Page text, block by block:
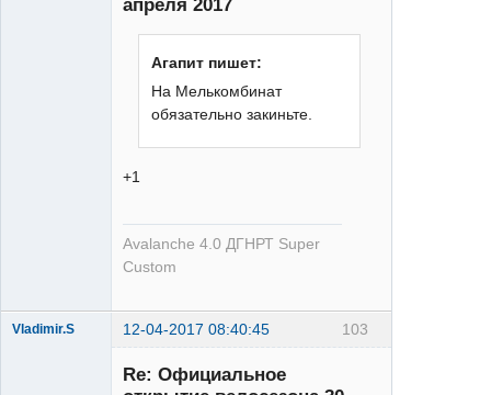
апреля 2017
Агапит пишет:
На Мелькомбинат
обязательно закиньте.
+1
Avalanche 4.0 ДГНРТ Super
Custom
103
Vladimir.S 12-04-2017 08:40:45
Re: Официальное